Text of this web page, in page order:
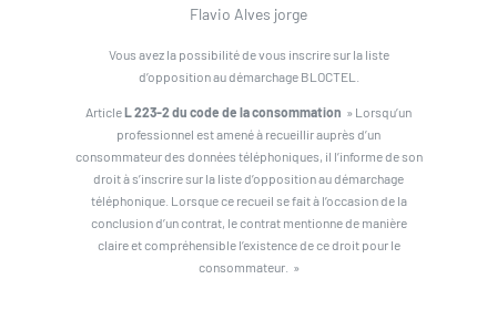
Flavio Alves jorge
Vous avez la possibilité de vous inscrire sur la liste
d’opposition au démarchage BLOCTEL.
ArticleL 223-2 du code de la consommation » Lorsqu’un
professionnel est amené à recueillir auprès d’un
consommateur des données téléphoniques, il l’informe de son
droit à s’inscrire sur la liste d’opposition au démarchage
téléphonique. Lorsque ce recueil se fait à l’occasion de la
conclusion d’un contrat, le contrat mentionne de manière
claire et compréhensible l’existence de ce droit pour le
consommateur. »